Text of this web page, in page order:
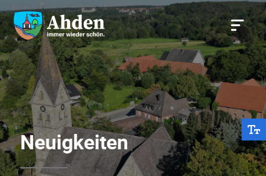
Neuigkeiten